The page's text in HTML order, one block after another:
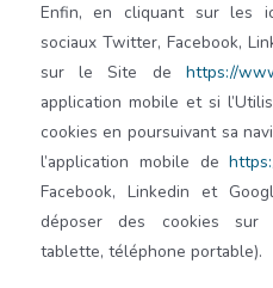
Enfin, en cliquant sur les
sociaux Twitter, Facebook,
sur le Site dehttps://
application mobile et si
cookies en poursuivant sa
l’application mobile de
Facebook, Linkedin et
déposer des cookies sur
tablette, téléphone portable).